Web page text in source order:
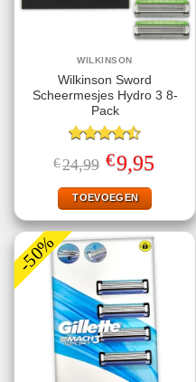
WILKINSON
Wilkinson Sword
Scheermesjes Hydro 3 8-
Pack
Gewaardeerd
4.50uit 5
€24,99 Oorspronkelijke
prijs
was:
€24,99.
€9,95prijs
TOEVOEGEN
-50%